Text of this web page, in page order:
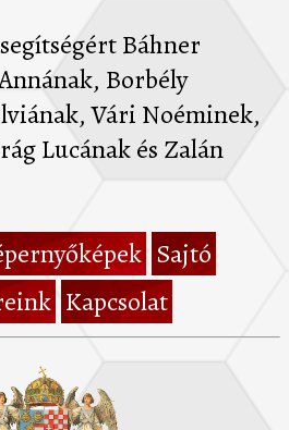
Báhner
Borbély
Vári Noéminek,
Lucának és Zalán
Sajtó
Kapcsolat